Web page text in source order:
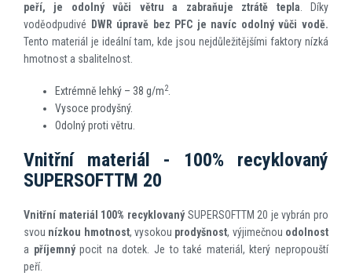
peří, je odolný vůči větru a zabraňuje ztrátě tepla . Díky
voděodpudivé
DWR úpravě bez PFC je navíc odolný vůči vodě.
Tento materiál je ideální tam, kde jsou nejdůležitějšími faktory nízká
hmotnost a sbalitelnost.
Extrémně lehký – 38 g/m2.
Vysoce prodyšný.
Odolný proti větru.
Vnitřní materiál - 100% recyklovaný
SUPERSOFTTM 20
Vnitřní materiál 100% recyklovanýSUPERSOFTTM 20 je vybrán pro
svou nízkou hmotnost, vysokou prodyšnost, výjimečnou odolnost
a příjemnýpocit na dotek. Je to také materiál, který nepropouští
peří.